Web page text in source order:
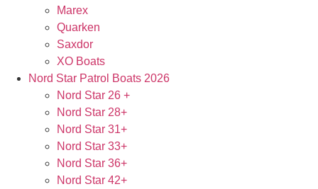
Marex
Quarken
Saxdor
XO Boats
Nord Star Patrol Boats 2026
Nord Star 26 +
Nord Star 28+
Nord Star 31+
Nord Star 33+
Nord Star 36+
Nord Star 42+